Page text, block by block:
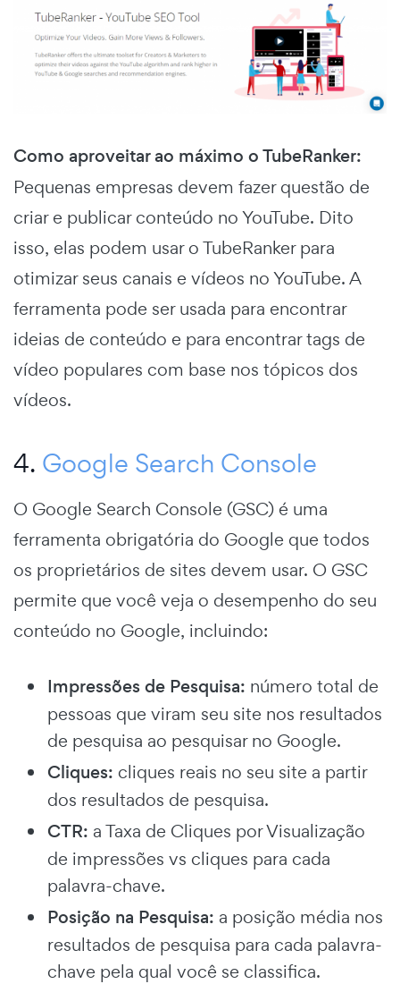
Como aproveitar ao máximo o TubeRanker:
Pequenas empresas devem fazer questão de
criar e publicar conteúdo no YouTube. Dito
isso, elas podem usar o TubeRanker para
otimizar seus canais e vídeos no YouTube. A
ferramenta pode ser usada para encontrar
ideias de conteúdo e para encontrar tags de
vídeo populares com base nos tópicos dos
vídeos.
4. Google Search Console
O Google Search Console (GSC) é uma
ferramenta obrigatória do Google que todos
os proprietários de sites devem usar. O GSC
permite que você veja o desempenho do seu
conteúdo no Google, incluindo:
Impressões de Pesquisa: número total de
pessoas que viram seu site nos resultados
de pesquisa ao pesquisar no Google.
Cliques: cliques reais no seu site a partir
dos resultados de pesquisa.
CTR: a Taxa de Cliques por Visualização
de impressões vs cliques para cada
palavra-chave.
Posição na Pesquisa: a posição média nos
resultados de pesquisa para cada palavra-
chave pela qual você se classifica.